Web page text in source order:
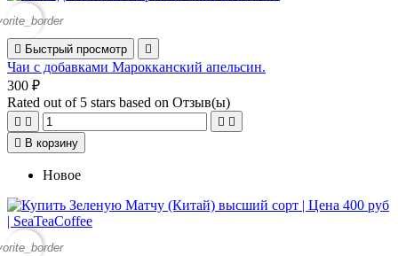
 Быстрый просмотр 
Чаи с добавками Марокканский апельсин.
300 ₽
Rated out of 5 stars based on Отзыв(ы)
   
 В корзину
Новое